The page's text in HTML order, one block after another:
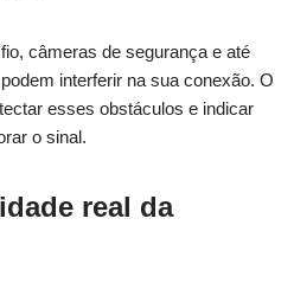
câmeras de segurança e até
interferir na sua conexão. O
esses obstáculos e indicar
o sinal.
real da